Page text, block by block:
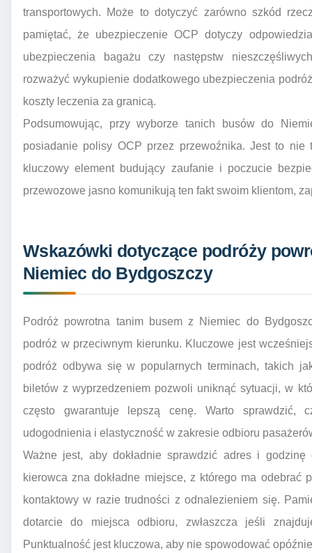
transportowych. Może to dotyczyć zarówno szkód
pamiętać, że ubezpieczenie OCP dotyczy
ubezpieczenia bagażu czy następstw
rozważyć wykupienie dodatkowego ubezpieczenia
koszty leczenia za granicą.
Podsumowując, przy wyborze tanich busów do
posiadanie polisy OCP przez przewoźnika. Jest to nie
kluczowy element budujący zaufanie i poczucie
przewozowe jasno komunikują ten fakt swoim klientom,
Wskazówki dotyczące podróży
Niemiec do Bydgoszczy
Podróż powrotna tanim busem z Niemiec do
podróż w przeciwnym kierunku. Kluczowe jest
podróż odbywa się w popularnych terminach, takich
biletów z wyprzedzeniem pozwoli uniknąć sytuacji, w
często gwarantuje lepszą cenę. Warto sprawdzić,
udogodnienia i elastyczność w zakresie odbioru
Ważne jest, aby dokładnie sprawdzić adres i
kierowca zna dokładne miejsce, z którego ma odebrać
kontaktowy w razie trudności z odnalezieniem się.
dotarcie do miejsca odbioru, zwłaszcza jeśli
Punktualność jest kluczowa, aby nie spowodować